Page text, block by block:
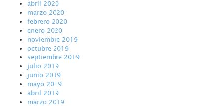
abril 2020
marzo 2020
febrero 2020
enero 2020
noviembre 2019
octubre 2019
septiembre 2019
julio 2019
junio 2019
mayo 2019
abril 2019
marzo 2019